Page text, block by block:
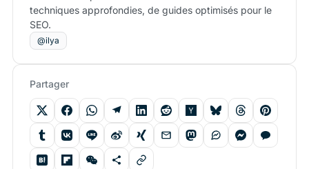
techniques approfondies, de guides optimisés pour le
SEO.
@ilya
Partager